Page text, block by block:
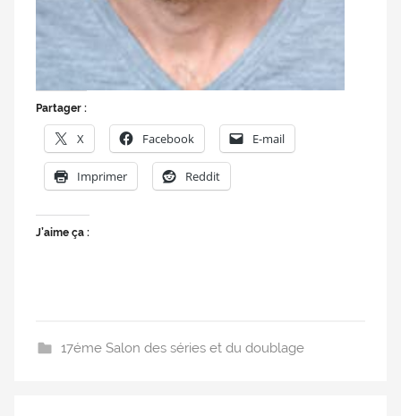
Partager :
X Facebook E-mail
Imprimer Reddit
J’aime ça :
17éme Salon des séries et du doublage